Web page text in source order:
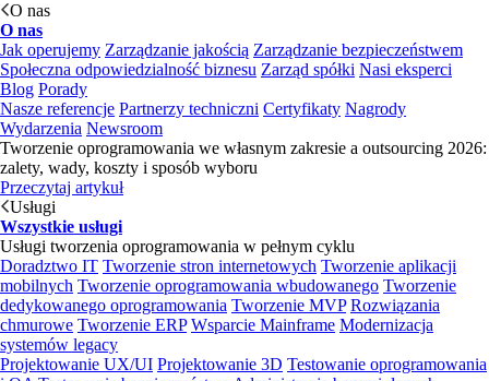
O nas
O nas
Jak operujemy Zarządzanie jakością Zarządzanie bezpieczeństwem
Społeczna odpowiedzialność biznesu Zarząd spółki Nasi eksperci
Blog Porady
Nasze referencje Partnerzy techniczni Certyfikaty Nagrody
Wydarzenia Newsroom
Tworzenie oprogramowania we własnym zakresie a outsourcing 2026:
zalety, wady, koszty i sposób wyboru
Przeczytaj artykuł
Usługi
Wszystkie usługi
Usługi tworzenia oprogramowania w pełnym cyklu
Doradztwo IT Tworzenie stron internetowych Tworzenie aplikacji
mobilnych Tworzenie oprogramowania wbudowanego Tworzenie
dedykowanego oprogramowania Tworzenie MVP Rozwiązania
chmurowe Tworzenie ERP Wsparcie Mainframe Modernizacja
systemów legacy
Projektowanie UX/UI Projektowanie 3D Testowanie oprogramowania